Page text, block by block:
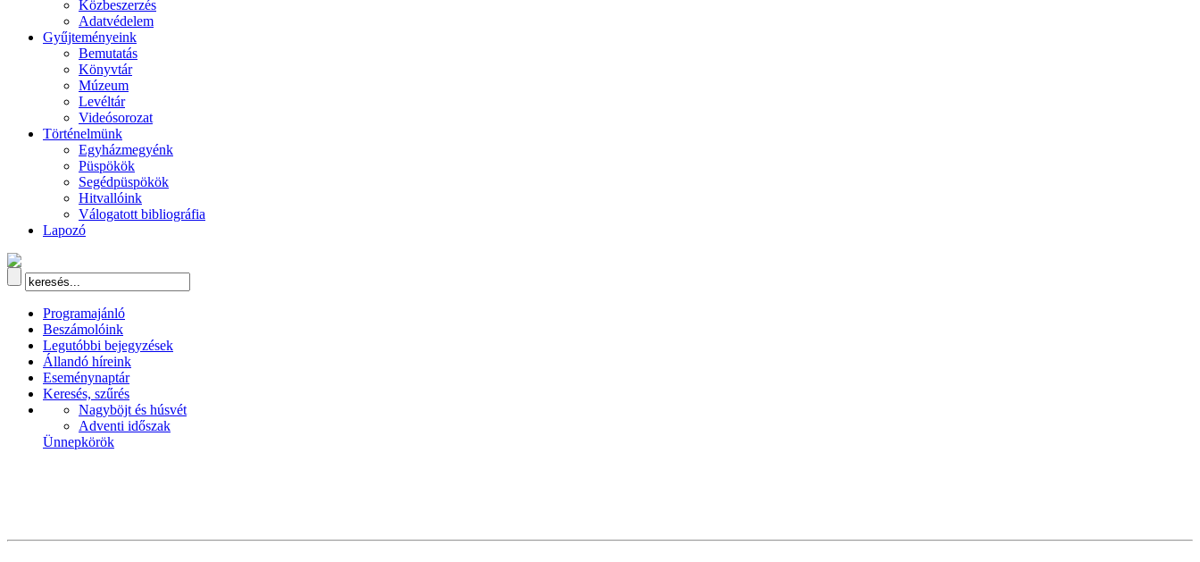
Közbeszerzés
Adatvédelem
Gyűjteményeink
Bemutatás
Könyvtár
Múzeum
Levéltár
Videósorozat
Történelmünk
Egyházmegyénk
Püspökök
Segédpüspökök
Hitvallóink
Válogatott bibliográfia
Lapozó
Programajánló
Beszámolóink
Legutóbbi bejegyzések
Állandó híreink
Eseménynaptár
Keresés, szűrés
Nagyböjt és húsvét
Adventi időszak
Ünnepkörök